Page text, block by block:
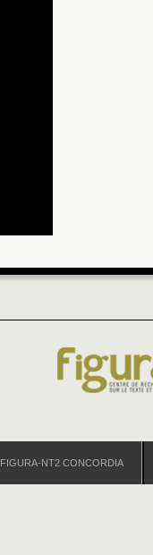
FIGURA-NT2 CONCORDIA